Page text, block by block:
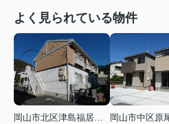
よく見られている物件